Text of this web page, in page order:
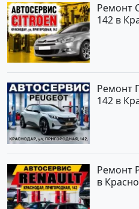
Ремонт
142 в
Ремонт
142 в
Ремонт
в